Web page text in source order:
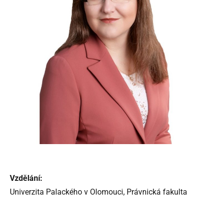
Vzdělání:
Univerzita Palackého v Olomouci, Právnická fakulta